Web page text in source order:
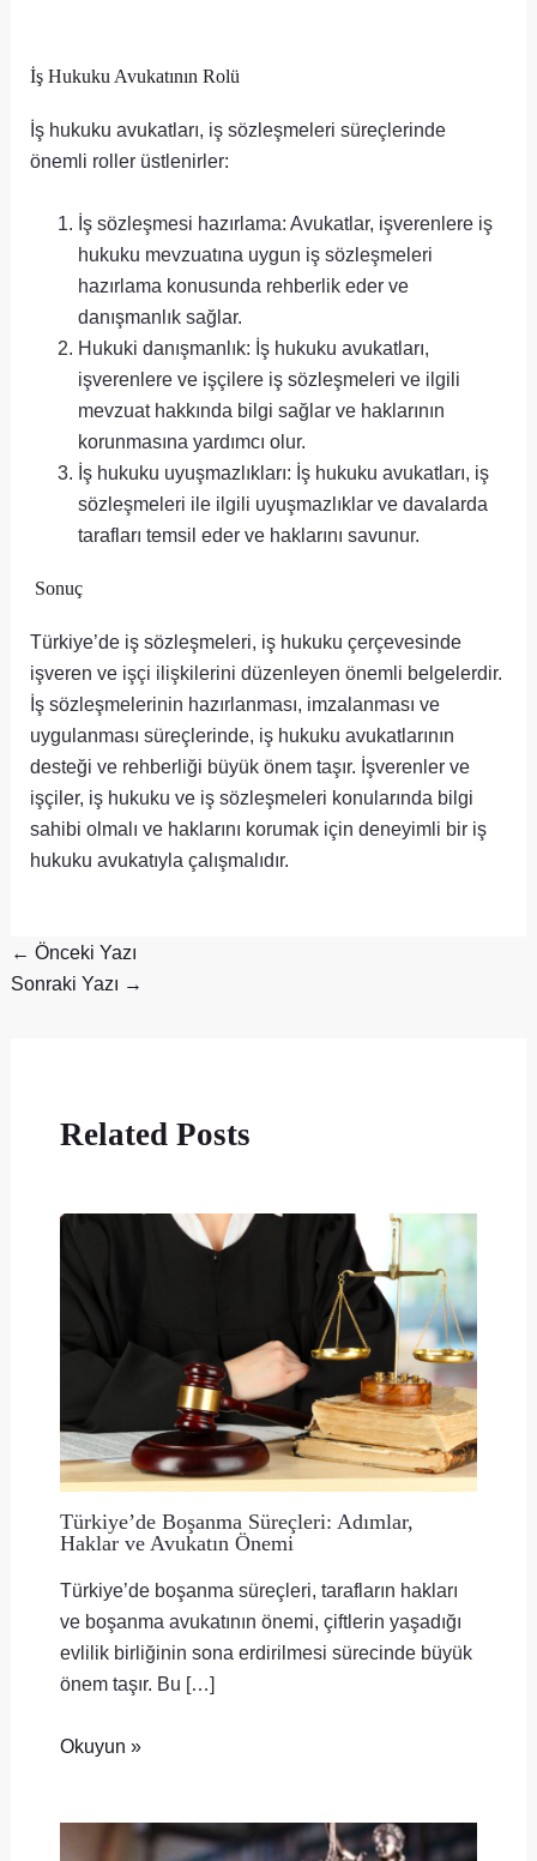
İş Hukuku Avukatının Rolü
İş hukuku avukatları, iş sözleşmeleri süreçlerinde
önemli roller üstlenirler:
İş sözleşmesi hazırlama: Avukatlar, işverenlere iş
hukuku mevzuatına uygun iş sözleşmeleri
hazırlama konusunda rehberlik eder ve
danışmanlık sağlar.
Hukuki danışmanlık: İş hukuku avukatları,
işverenlere ve işçilere iş sözleşmeleri ve ilgili
mevzuat hakkında bilgi sağlar ve haklarının
korunmasına yardımcı olur.
İş hukuku uyuşmazlıkları: İş hukuku avukatları, iş
sözleşmeleri ile ilgili uyuşmazlıklar ve davalarda
tarafları temsil eder ve haklarını savunur.
Sonuç
Türkiye’de iş sözleşmeleri, iş hukuku çerçevesinde
işveren ve işçi ilişkilerini düzenleyen önemli belgelerdir.
İş sözleşmelerinin hazırlanması, imzalanması ve
uygulanması süreçlerinde, iş hukuku avukatlarının
desteği ve rehberliği büyük önem taşır. İşverenler ve
işçiler, iş hukuku ve iş sözleşmeleri konularında bilgi
sahibi olmalı ve haklarını korumak için deneyimli bir iş
hukuku avukatıyla çalışmalıdır.
← Önceki Yazı
Sonraki Yazı →
Related Posts
Türkiye’de Boşanma Süreçleri: Adımlar,
Haklar ve Avukatın Önemi
Türkiye’de boşanma süreçleri, tarafların hakları
ve boşanma avukatının önemi, çiftlerin yaşadığı
evlilik birliğinin sona erdirilmesi sürecinde büyük
önem taşır. Bu […]
Okuyun »